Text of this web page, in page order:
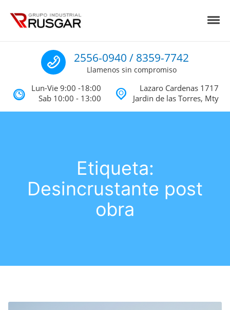
Impermeabilizantes y Aislantes
Llamenos
2556-0940 / 8359-7742
Llamenos sin compromiso
Lun-Vie 9:00 -18:00
Sab 10:00 - 13:00
Lazaro Cardenas 1717
Jardin de las Torres, Mty
Etiqueta:
Desincrustante post
obra